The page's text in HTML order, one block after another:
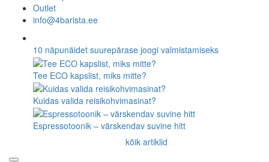
Outlet
info@4barista.ee
10 näpunäidet suurepärase joogi valmistamiseks
Tee ECO kapslist, miks mitte?
Kuidas valida reisikohvimasinat?
Espressotoonik – värskendav suvine hitt
kõik artiklid